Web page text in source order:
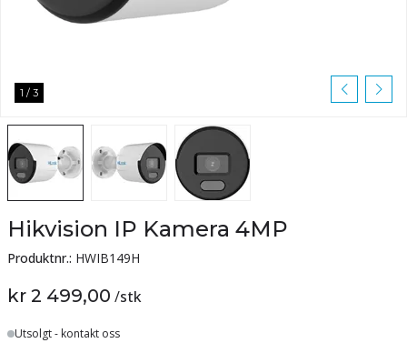
1 / 3
Hikvision IP Kamera 4MP
Produktnr.: HWIB149H
kr 2 499,00 /stk
Lager
Utsolgt - kontakt oss